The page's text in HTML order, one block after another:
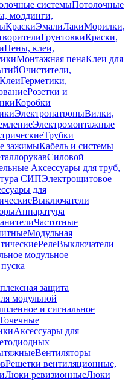
системыПотолочные
молдинги,
КраскиЭмалиЛакиМорилки,
ГрунтовкиКраски,
Пены, клеи,
Монтажная пенаКлеи для
Очистители,
КлеиГерметики,
Розетки и
Коробки
ЭлектропатроныВилки,
Электромонтажные
Трубки
зажимыКабель и системы
Силовой
Аксессуары для труб,
СИПЭлектрощитовое
для
Выключатели
Аппаратура
Частотные
Модульная
РелеВыключатели
модульное
защита
модульной
и сигнальное
Аксессуары для
Вентиляторы
Решетки вентиляционные,
Люки ревизионныеЛюки